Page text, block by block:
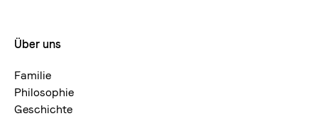
Footermenue-
neu
Über uns
Familie
Philosophie
Geschichte